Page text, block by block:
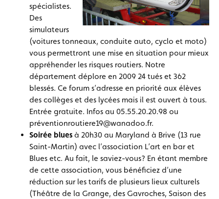
spécialistes.
Des
simulateurs
(voitures tonneaux, conduite auto, cyclo et moto)
vous permettront une mise en situation pour mieux
appréhender les risques routiers. Notre
département déplore en 2009 24 tués et 362
blessés. Ce forum s’adresse en priorité aux élèves
des collèges et des lycées mais il est ouvert à tous.
Entrée gratuite. Infos au 05.55.20.20.98 ou
préventionroutiere19@wanadoo.fr.
Soirée blues à 20h30 au Maryland à Brive (13 rue
Saint-Martin) avec l’association L’art en bar et
Blues etc. Au fait, le saviez-vous? En étant membre
de cette association, vous bénéficiez d’une
réduction sur les tarifs de plusieurs lieux culturels
(Théâtre de la Grange, des Gavroches, Saison des